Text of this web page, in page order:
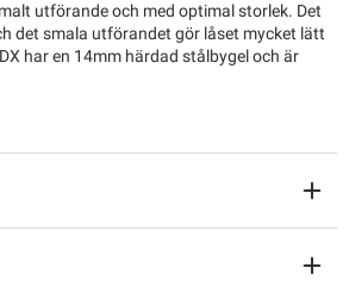
utförande och med optimal storlek. Det
det smala utförandet gör låset mycket lätt